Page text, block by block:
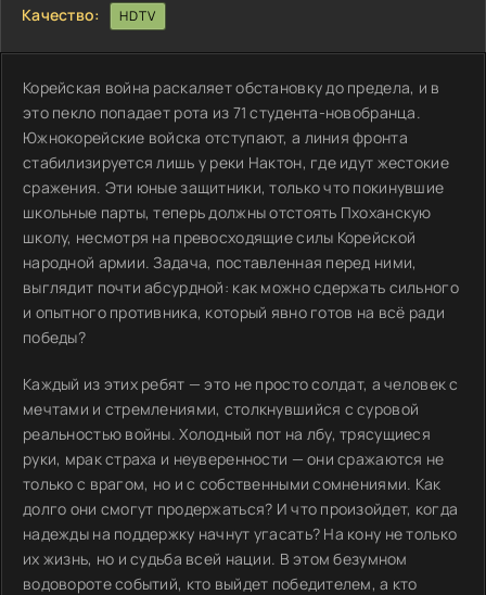
Качество:
HDTV
Корейская война раскаляет обстановку до предела, и в
это пекло попадает рота из 71 студента-новобранца.
Южнокорейские войска отступают, а линия фронта
стабилизируется лишь у реки Нактон, где идут жестокие
сражения. Эти юные защитники, только что покинувшие
школьные парты, теперь должны отстоять Пхоханскую
школу, несмотря на превосходящие силы Корейской
народной армии. Задача, поставленная перед ними,
выглядит почти абсурдной: как можно сдержать сильного
и опытного противника, который явно готов на всё ради
победы?
Каждый из этих ребят — это не просто солдат, а человек с
мечтами и стремлениями, столкнувшийся с суровой
реальностью войны. Холодный пот на лбу, трясущиеся
руки, мрак страха и неуверенности — они сражаются не
только с врагом, но и с собственными сомнениями. Как
долго они смогут продержаться? И что произойдет, когда
надежды на поддержку начнут угасать? На кону не только
их жизнь, но и судьба всей нации. В этом безумном
водовороте событий, кто выйдет победителем, а кто